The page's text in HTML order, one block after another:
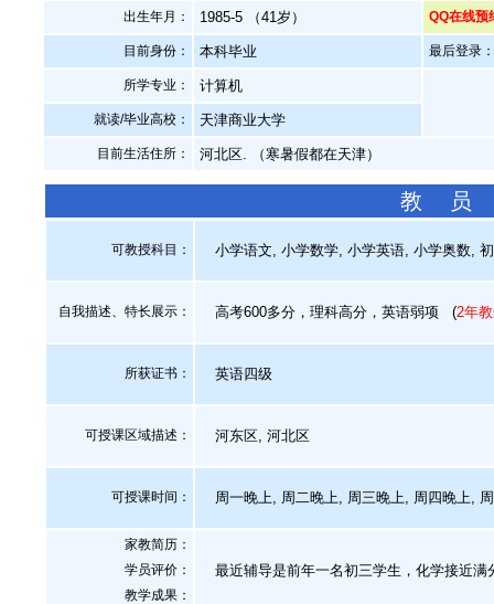
出生年月： 1985-5 （41岁） QQ在线预
目前身份： 本科毕业 最后登录
所学专业： 计算机
就读/毕业高校： 天津商业大学
目前生活住所： 河北区. （寒暑假都在天津）
教 员
可教授科目： 小学语文, 小学数学, 小学英语, 小学奥数,
自我描述、特长展示 ： 高考600多分，理科高分，英语弱项 (2年
所获证书 ： 英语四级
可授课区域描述： 河东区, 河北区
可授课时间： 周一晚上, 周二晚上, 周三晚上, 周四晚上,
家教简历：
学员评价：
教学成果：
最近辅导是前年一名初三学生，化学接近满